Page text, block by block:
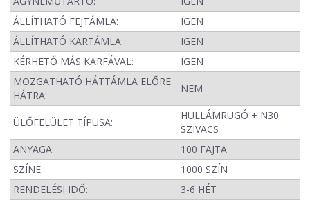
ÁLLÍTHATÓ FEJTÁMLA:
IGEN
ÁLLÍTHATÓ KARTÁMLA:
IGEN
KÉRHETŐ MÁS KARFÁVAL:
IGEN
MOZGATHATÓ HÁTTÁMLA ELŐRE
HÁTRA:
NEM
ÜLŐFELÜLET TÍPUSA:
HULLÁMRUGÓ + N30
SZIVACS
ANYAGA:
100 FAJTA
SZÍNE:
1000 SZÍN
RENDELÉSI IDŐ:
3-6 HÉT